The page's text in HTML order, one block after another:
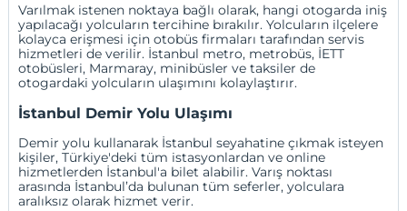
Varılmak istenen noktaya bağlı olarak, hangi otogarda iniş
yapılacağı yolcuların tercihine bırakılır. Yolcuların ilçelere
kolayca erişmesi için otobüs firmaları tarafından servis
hizmetleri de verilir. İstanbul metro, metrobüs, İETT
otobüsleri, Marmaray, minibüsler ve taksiler de
otogardaki yolcuların ulaşımını kolaylaştırır.
İstanbul Demir Yolu Ulaşımı
Demir yolu kullanarak İstanbul seyahatine çıkmak isteyen
kişiler, Türkiye'deki tüm istasyonlardan ve online
hizmetlerden İstanbul'a bilet alabilir. Varış noktası
arasında İstanbul’da bulunan tüm seferler, yolculara
aralıksız olarak hizmet verir.